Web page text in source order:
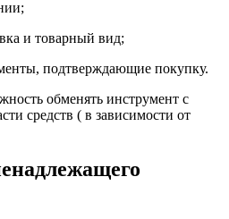
и товарный вид;
подтверждающие покупку.
обменять инструмент с
средств ( в зависимости от